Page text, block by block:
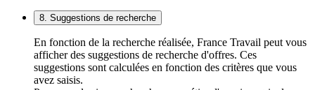
8. Suggestions de recherche
En fonction de la recherche réalisée, France Travail peut vous
afficher des suggestions de recherche d'offres. Ces
suggestions sont calculées en fonction des critères que vous
avez saisis.